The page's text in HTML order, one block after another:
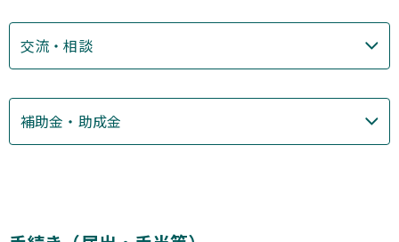
交流・相談
補助金・助成金